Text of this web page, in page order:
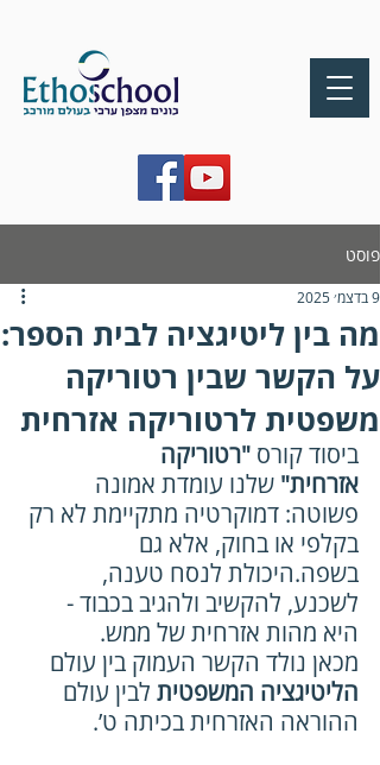
פוסט
מה בין ליטיגציה לבית הספר:
על הקשר שבין רטוריקה
משפטית לרטוריקה אזרחית
9 בדצמ׳ 2025
ביסוד קורס "רטוריקה
אזרחית" שלנו עומדת אמונה
פשוטה: דמוקרטיה מתקיימת לא רק
בקלפי או בחוק, אלא גם
בשפה.היכולת לנסח טענה,
לשכנע, להקשיב ולהגיב בכבוד -
היא מהות אזרחית של ממש.
מכאן נולד הקשר העמוק בין עולם
הליטיגציה המשפטית לבין עולם
ההוראה האזרחית בכיתה ט’.